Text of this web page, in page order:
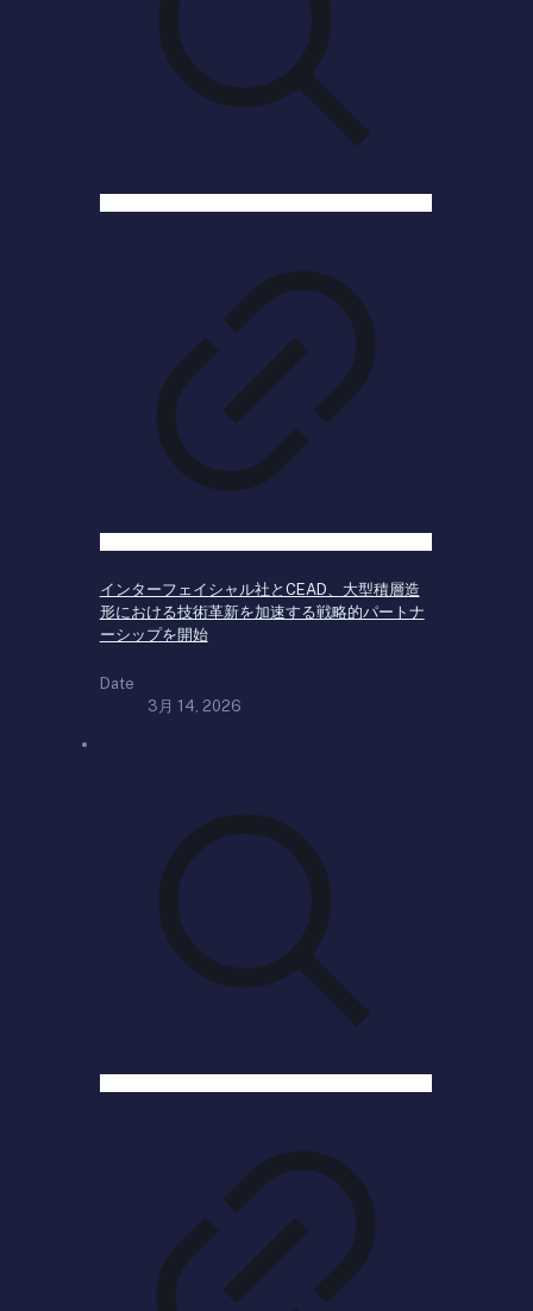
インターフェイシャル社とCEAD、大型積層造
形における技術革新を加速する戦略的パートナ
ーシップを開始
Date
3月 14, 2026